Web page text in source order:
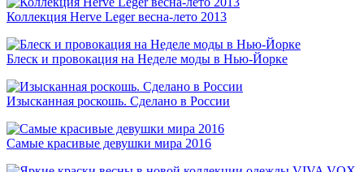
Коллекция Herve Leger весна-лето 2013
Блеск и провокация на Неделе моды в Нью-Йорке
Изысканная роскошь. Сделано в России
Самые красивые девушки мира 2016